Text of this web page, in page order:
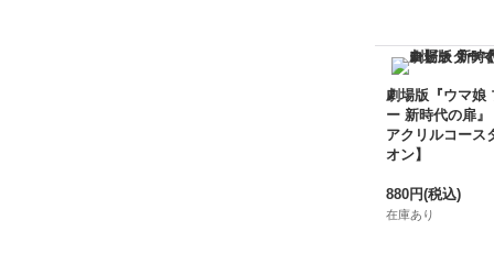
劇場版『ウマ娘
ー 新時代の扉』
アクリルコース
オン】
880円(税込)
在庫あり